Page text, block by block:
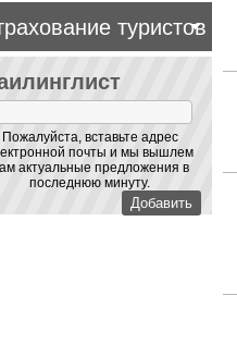
Пожалуйста, вставьте адрес
почты и мы вышлем
актуальные предложения в
последнюю минуту.
туристов